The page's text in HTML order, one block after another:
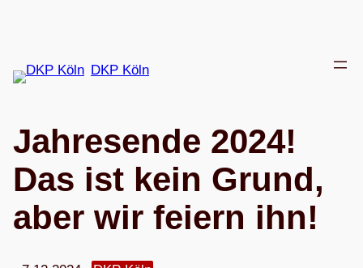
springen
DKP Köln
Jah­res­ende 2024!
Das ist kein Grund,
aber wir fei­ern ihn!